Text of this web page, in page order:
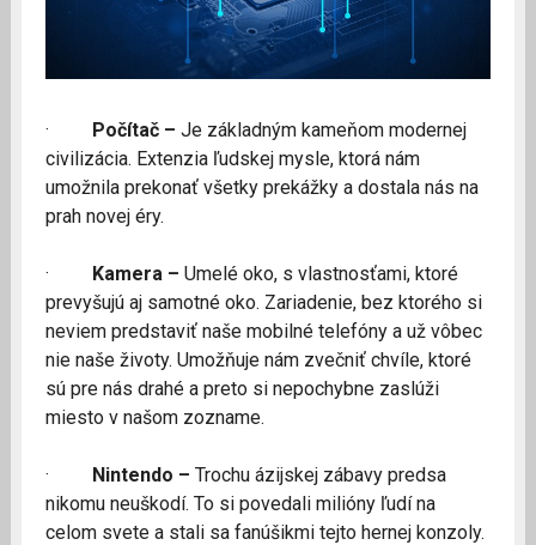
· Počítač – Je základným kameňom modernej
civilizácia. Extenzia ľudskej mysle, ktorá nám
umožnila prekonať všetky prekážky a dostala nás na
prah novej éry.
· Kamera – Umelé oko, s vlastnosťami, ktoré
prevyšujú aj samotné oko. Zariadenie, bez ktorého si
neviem predstaviť naše mobilné telefóny a už vôbec
nie naše životy. Umožňuje nám zvečniť chvíle, ktoré
sú pre nás drahé a preto si nepochybne zaslúži
miesto v našom zozname.
· Nintendo – Trochu ázijskej zábavy predsa
nikomu neuškodí. To si povedali milióny ľudí na
celom svete a stali sa fanúšikmi tejto hernej konzoly.